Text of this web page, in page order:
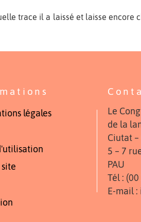
trace il a laissé et laisse encore
légales
site
Le
de la
Ciutat –
5 – 7
PAU
Tél :
E-mail